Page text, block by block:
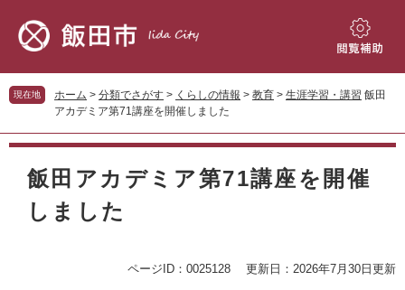
先
頭
す。
を
飛
し
閲
補
現在地 ホーム > 分類でさがす > くらしの情報 > 教育 > 生涯学習・講習 飯田
アカデミア第71講座を開催しました
本
飯田アカデミア第71講座を開催
しました
ページID：0025128 更新日：2026年7月30日更新